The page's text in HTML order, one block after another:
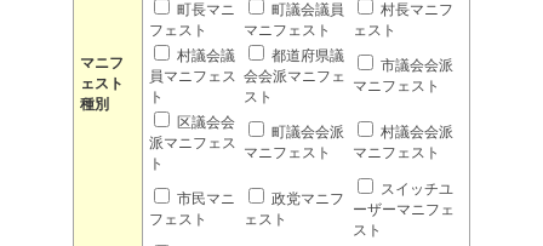
マニフ
ェスト
種別
町長マニ
フェスト
町議会議員
マニフェスト
村長マニフ
ェスト
村議会議
員マニフェス
ト
都道府県議
会会派マニフェ
スト
市議会会派
マニフェスト
区議会会
派マニフェス
ト
町議会会派
マニフェスト
村議会会派
マニフェスト
市民マニ
フェスト
政党マニフ
ェスト
スイッチユ
ーザーマニフェ
スト